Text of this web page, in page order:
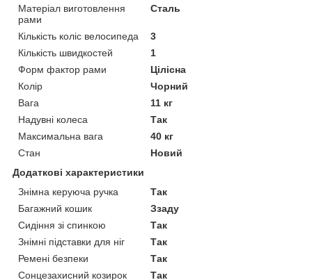
Матеріал виготовлення
рами
Сталь
Кількість коліс велосипеда
3
Кількість швидкостей
1
Форм фактор рами
Цілісна
Колір
Чорний
Вага
11 кг
Надувні колеса
Так
Максимальна вага
40 кг
Стан
Новий
Додаткові характеристики
Знімна керуюча ручка
Так
Багажний кошик
Ззаду
Сидіння зі спинкою
Так
Знімні підставки для ніг
Так
Ремені безпеки
Так
Сонцезахисний козирок
Так